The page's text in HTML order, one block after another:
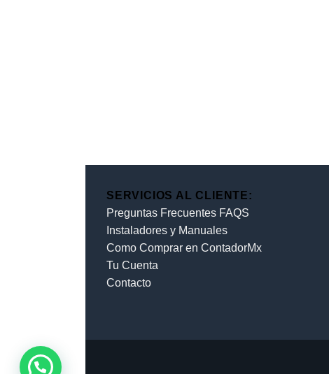
SERVICIOS AL CLIENTE:
Preguntas Frecuentes FAQS
Instaladores y Manuales
Como Comprar en ContadorMx
Tu Cuenta
Contacto